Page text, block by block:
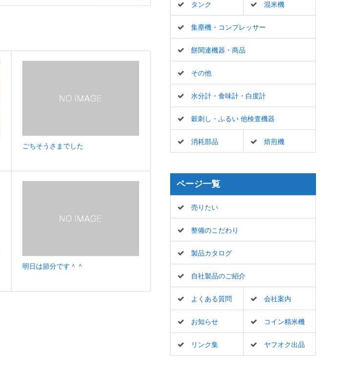
ごちそうさまでした
明日は節分です＾＾
タンク 混米機
集塵機・コンプレッサー
餅関連機器・商品
その他
水分計・食味計・白度計
穀刺し・ふるい 他検査機器
消耗部品 焙煎機
ページ一覧
売りたい
整備のこだわり
製品カタログ
自社製品のご紹介
よくある質問 会社案内
お知らせ コイン精米機
リンク集 ヤフオク出品